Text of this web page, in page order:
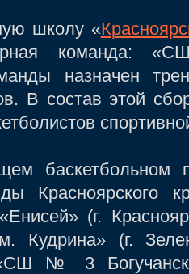
школу «
команда:
назначен
В состав этой
Красноярского
(г.
Кудрина» (г.
№ 3